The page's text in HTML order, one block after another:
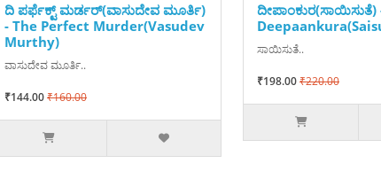
ದಿ ಪರ್ಫೆಕ್ಟ್ ಮರ್ಡರ್(ವಾಸುದೇವ ಮೂರ್ತಿ)
- The Perfect Murder(Vasudev
Murthy)
ವಾಸುದೇವ ಮೂರ್ತಿ..
₹144.00₹160.00
ದೀಪಾಂಕುರ(ಸಾಯಿಸುತೆ)
ಸಾಯಿಸುತೆ..
₹198.00₹220.00